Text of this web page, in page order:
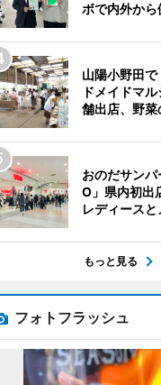
ボで内外から
山陽小野田
ドメイドマ
舗出店、野菜
おのだサン
O」県内初
レディースと
もっと見る
フォトフラッシュ